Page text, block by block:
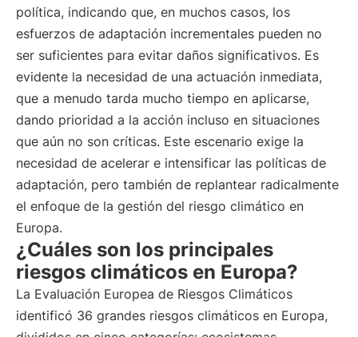
política, indicando que, en muchos casos, los
esfuerzos de adaptación incrementales pueden no
ser suficientes para evitar daños significativos. Es
evidente la necesidad de una actuación inmediata,
que a menudo tarda mucho tiempo en aplicarse,
dando prioridad a la acción incluso en situaciones
que aún no son críticas. Este escenario exige la
necesidad de acelerar e intensificar las políticas de
adaptación, pero también de replantear radicalmente
el enfoque de la gestión del riesgo climático en
Europa.
¿Cuáles son los principales
riesgos climáticos en Europa?
La Evaluación Europea de Riesgos Climáticos
identificó 36 grandes riesgos climáticos en Europa,